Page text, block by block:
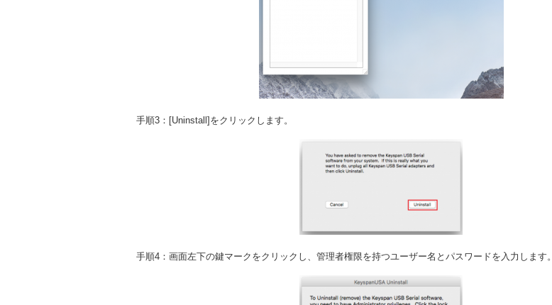
手順3：[Uninstall]をクリックします。
手順4：画面左下の鍵マークをクリックし、管理者権限を持つユーザー名とパスワードを入力します。